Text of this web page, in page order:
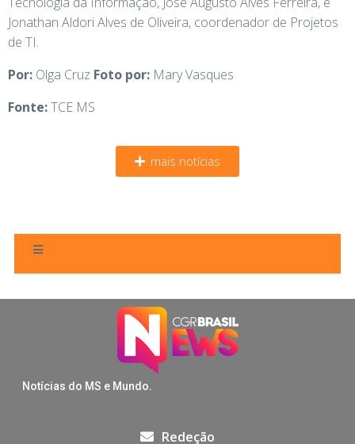
Jonathan Aldori Alves de Oliveira, coordenador de Projetos
de TI.
Por: Olga Cruz Foto por: Mary Vasques
Fonte:TCE MS
mais notícias
Notícias do MS e Mundo.
Redeção